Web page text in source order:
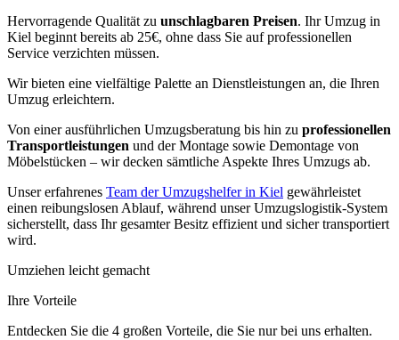
Hervorragende Qualität zu unschlagbaren Preisen. Ihr Umzug in
Kiel beginnt bereits ab 25€, ohne dass Sie auf professionellen
Service verzichten müssen.
Wir bieten eine vielfältige Palette an Dienstleistungen an, die Ihren
Umzug erleichtern.
Von einer ausführlichen Umzugsberatung bis hin zu professionellen
Transportleistungen und der Montage sowie Demontage von
Möbelstücken – wir decken sämtliche Aspekte Ihres Umzugs ab.
Unser erfahrenes Team der Umzugshelfer in Kiel gewährleistet
einen reibungslosen Ablauf, während unser Umzugslogistik-System
sicherstellt, dass Ihr gesamter Besitz effizient und sicher transportiert
wird.
Umziehen leicht gemacht
Ihre Vorteile
Entdecken Sie die 4 großen Vorteile, die Sie nur bei uns erhalten.